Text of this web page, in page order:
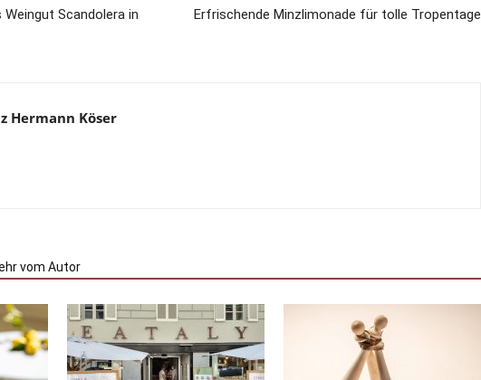
Scandolera in
Erfrischende Minzlimonade für tolle Tropentage
Hermann Köser
vom Autor